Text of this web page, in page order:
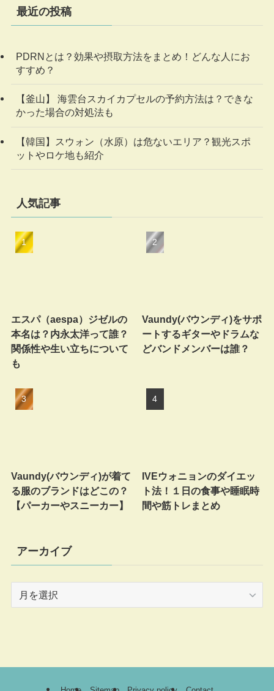
最近の投稿
PDRNとは？効果や摂取方法をまとめ！どんな人にお
すすめ？
【釜山】 海雲台スカイカプセルの予約方法は？できな
かった場合の対処法も
【韓国】スウォン（水原）は危ないエリア？観光スポ
ットやロケ地も紹介
人気記事
エスパ（aespa）ジゼルの
本名は？内永太洋って誰？
関係性や生い立ちについて
も
Vaundy(バウンディ)をサポ
ートするギターやドラムな
どバンドメンバーは誰？
Vaundy(バウンディ)が着て
る服のブランドはどこの？
【パーカーやスニーカー】
IVEウォニョンのダイエッ
ト法！１日の食事や睡眠時
間や筋トレまとめ
アーカイブ